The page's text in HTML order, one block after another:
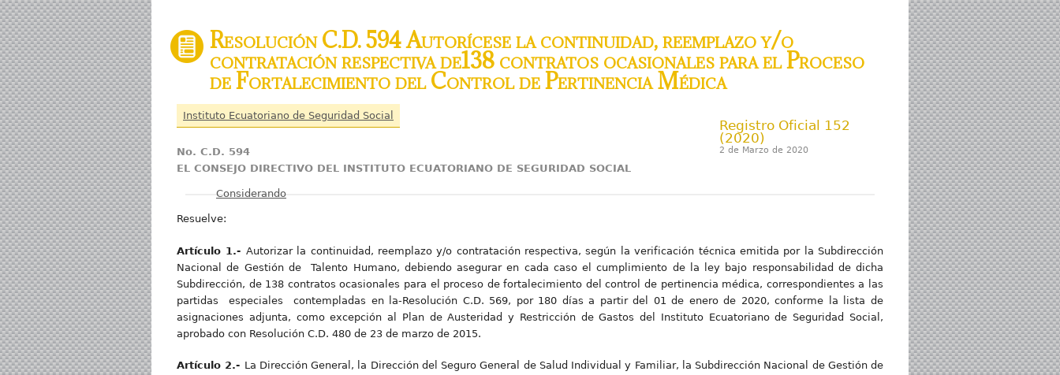
Resolución C.D. 594 Autorícese la continuidad, reemplazo y/o
contratación respectiva de138 contratos ocasionales para el Proceso
de Fortalecimiento del Control de Pertinencia Médica
Instituto Ecuatoriano de Seguridad Social
Registro Oficial 152
(2020)
2 de Marzo de 2020
No. C.D. 594
EL CONSEJO DIRECTIVO DEL INSTITUTO ECUATORIANO DE SEGURIDAD SOCIAL
Mostrar
Considerando
Resuelve:
Artículo 1.- Autorizar la continuidad, reemplazo y/o contratación respectiva, según la verificación técnica emitida por la Subdirección
Nacional de Gestión de Talento Humano, debiendo asegurar en cada caso el cumplimiento de la ley bajo responsabilidad de dicha
Subdirección, de 138 contratos ocasionales para el proceso de fortalecimiento del control de pertinencia médica, correspondientes a las
partidas especiales contempladas en la-Resolución C.D. 569, por 180 días a partir del 01 de enero de 2020, conforme la lista de
asignaciones adjunta, como excepción al Plan de Austeridad y Restricción de Gastos del Instituto Ecuatoriano de Seguridad Social,
aprobado con Resolución C.D. 480 de 23 de marzo de 2015.
Artículo 2.- La Dirección General, la Dirección del Seguro General de Salud Individual y Familiar, la Subdirección Nacional de Gestión de